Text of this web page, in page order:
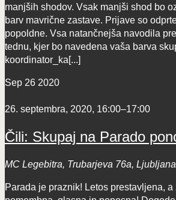
manjših shodov. Vsak manjši shod bo
barv mavrične zastave. Prijave so
popoldne. Vsa natančnejša navodila
tednu, kjer bo navedena vaša barva
koordinator_ka[...]
Sep 26 2020
26. septembra, 2020, 16:00–17:00
Čili: Skupaj na Parado
MC Legebitra, Trubarjeva 76a, Ljubljana
Parada je praznik! Letos prestavljena, a